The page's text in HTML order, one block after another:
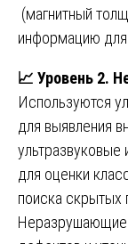
(магнитный
информацию для
📈 Уровень 2.
Используются
для выявления
для оценки
поиска скрытых
Неразрушающие